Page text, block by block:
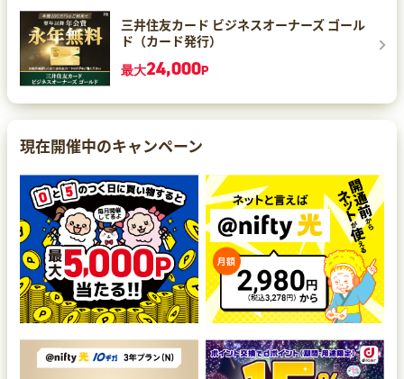
三井住友カード ビジネスオーナーズ ゴール
ド（カード発行）
最大24,000P
現在開催中のキャンペーン